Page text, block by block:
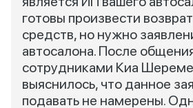
готовы произвести
средств, но нужно
автосалона. После
сотрудниками Киа
выяснилось, что данное
подавать не намерены.